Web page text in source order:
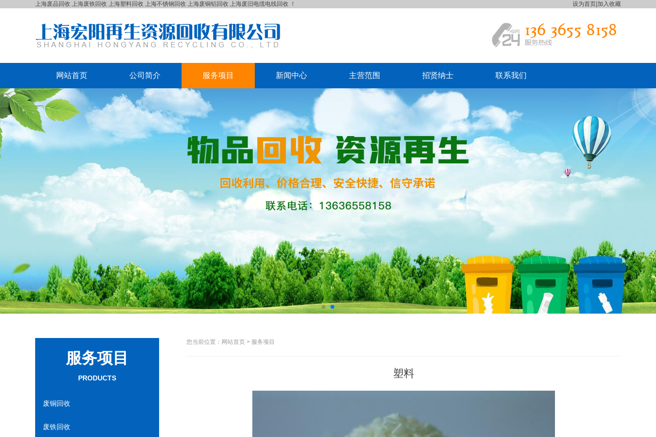
上海废品回收 上海废铁回收 上海塑料回收 上海不锈钢回收 上海废铜铝回收 上海废旧电缆电线回收 ！ 设为首页 加入收藏
网站首页 公司简介 服务项目 新闻中心 主营范围 招贤纳士 联系我们
服务项目
PRODUCTS
废铜回收
废铁回收
您当前位置：网站首页 > 服务项目
塑料